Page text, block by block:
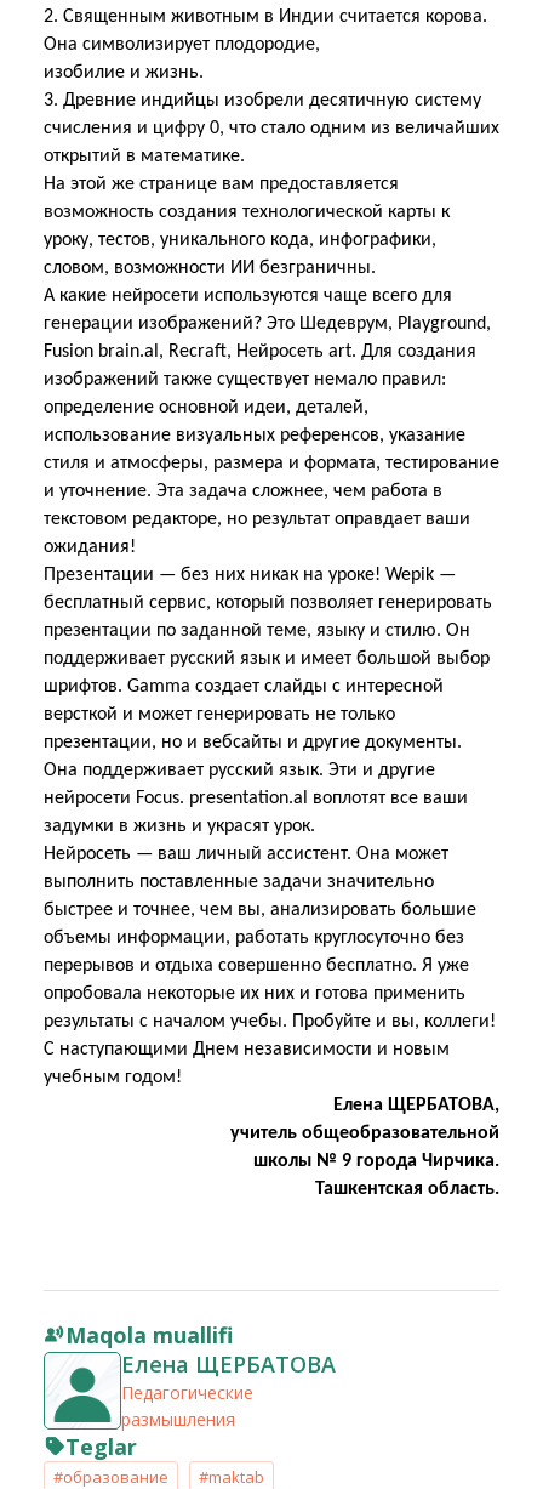
2. Священным животным в Индии считается корова.
Она символизирует плодородие,
изобилие и жизнь.
3. Древние индийцы изобрели десятичную систему
счисления и цифру 0, что стало одним из величайших
открытий в математике.
На этой же странице вам предоставляется
возможность создания технологической карты к
уроку, тестов, уникального кода, инфографики,
словом, возможности ИИ безграничны.
А какие нейросети используются чаще всего для
генерации изображений? Это Шедеврум, Playground,
Fusion brain.al, Recraft, Нейросеть аrt. Для создания
изображений также существует немало правил:
определение основной идеи, деталей,
использование визуальных референсов, указание
стиля и атмосферы, размера и формата, тестирование
и уточнение. Эта задача сложнее, чем работа в
текстовом редакторе, но результат оправдает ваши
ожидания!
Презентации — без них никак на уроке! Wepik —
бесплатный сервис, который позволяет генерировать
презентации по заданной теме, языку и стилю. Он
поддерживает русский язык и имеет большой выбор
шрифтов. Gamma создает слайды с интересной
версткой и может генерировать не только
презентации, но и вебсайты и другие документы.
Она поддерживает русский язык. Эти и другие
нейросети Focus. presentation.al воплотят все ваши
задумки в жизнь и украсят урок.
Нейросеть — ваш личный ассистент. Она может
выполнить поставленные задачи значительно
быстрее и точнее, чем вы, анализировать большие
объемы информации, работать круглосуточно без
перерывов и отдыха совершенно бесплатно. Я уже
опробовала некоторые их них и готова применить
результаты с началом учебы. Пробуйте и вы, коллеги!
С наступающими Днем независимости и новым
учебным годом!
Елена ЩЕРБАТОВА,
учитель общеобразовательной
школы № 9 города Чирчика.
Ташкентская область.
Maqola muallifi
Елена ЩЕРБАТОВА
Педагогические
размышления
Teglar
#образование #maktab